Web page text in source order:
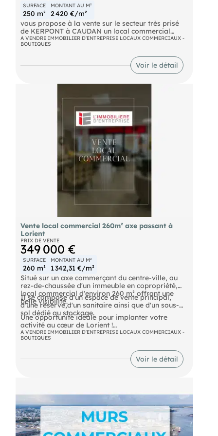
SURFACE
250 m²
MONTANT AU M²
2 420 €/m²
vous propose à la vente sur le secteur très prisé
de KERPONT à CAUDAN un local commercial
disposant d'une excellente visibilité depuis la 4
voie. Ce local avec accès PMR est équipé de
chambres froides, une partie cuisine, sanitaires
PMR, et une belle surface commerciale pouvant
convenir pour de la réception, pour du showroom
A VENDRE IMMOBILIER D'ENTREPRISE LOCAUX COMMERCIAUX -
BOUTIQUES
Voir le détail
Vente local commercial 260m² axe passant à
Lorient
PRIX DE VENTE
349 000 €
SURFACE
260 m²
MONTANT AU M²
1 342,31 €/m²
Situé sur un axe commerçant du centre-ville, au
rez-de-chaussée d'un immeuble en copropriété,
local commercial d'environ 260 m² offrant une
belle visibilité.
Il se compose d'un espace de vente principal,
d'une réserve,d'un sanitaire ainsi que d'un sous-
sol dédié au stockage.
Une opportunité idéale pour implanter votre
activité au cœur de Lorient !
DPE En cours
A VENDRE IMMOBILIER D'ENTREPRISE LOCAUX COMMERCIAUX -
BOUTIQUES
Voir le détail